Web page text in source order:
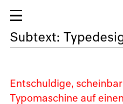
Subtext:
Entschuldige,
Typomaschine auf